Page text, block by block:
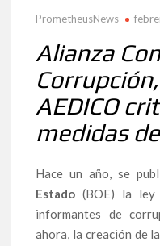
PrometheusNews
Alianza
AEDICO
medidas
Hace un año, se
Estado(BOE) la
informantes de
ahora, la creación de